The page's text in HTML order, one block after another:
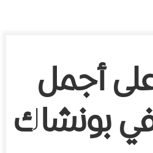
أجمل
بونشاك